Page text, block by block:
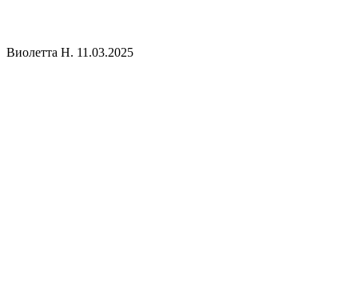
Виолетта Н. 11.03.2025